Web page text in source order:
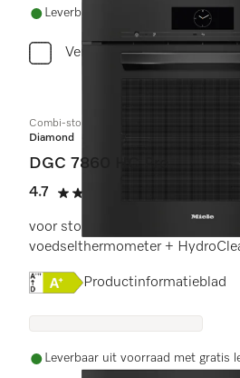
Leverbaar uit voorraad met gratis
Vergelijken
Combi-stoomoven
Diamond
DGC 7860 HC Pro
4.7
4.7 sterren op 5
voor stoomkoken, bakken,
voedselthermometer +
Online Label Flag,
Productinformatieblad
Leverbaar uit voorraad met gratis